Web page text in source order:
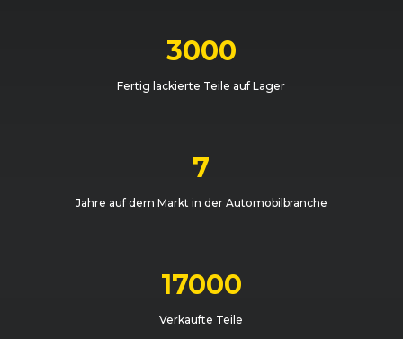
3000
Fertig lackierte Teile auf Lager
7
Jahre auf dem Markt in der Automobilbranche
17000
Verkaufte Teile